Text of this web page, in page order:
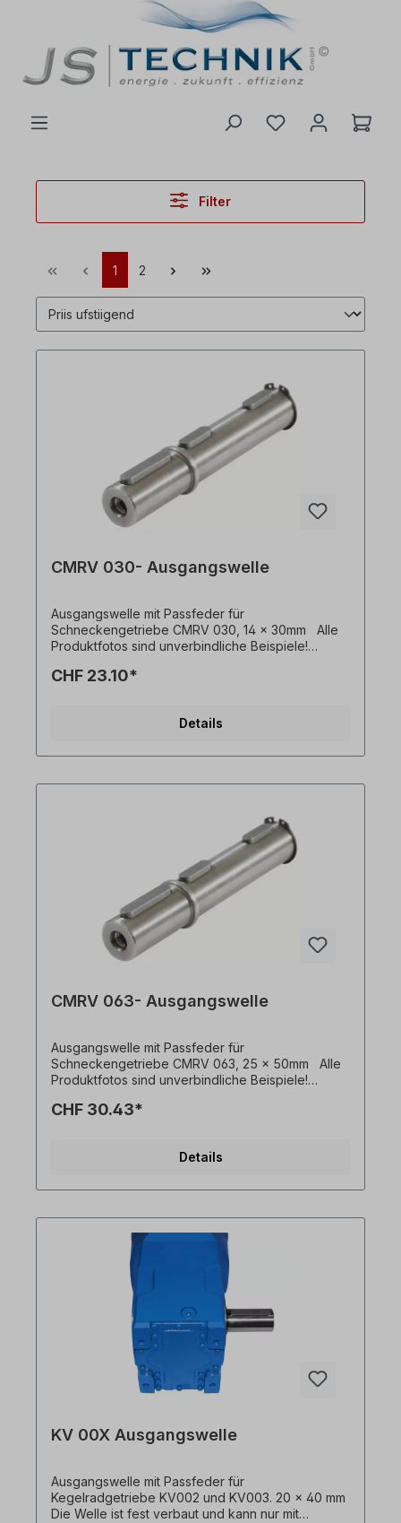
Filter
1 2
CMRV 030- Ausgangswelle
Ausgangswelle mit Passfeder für
Schneckengetriebe CMRV 030, 14 x 30mm Alle
Produktfotos sind unverbindliche Beispiele!
CHF 23.10*
Details
CMRV 063- Ausgangswelle
Ausgangswelle mit Passfeder für
Schneckengetriebe CMRV 063, 25 x 50mm Alle
Produktfotos sind unverbindliche Beispiele!
CHF 30.43*
Details
KV 00X Ausgangswelle
Ausgangswelle mit Passfeder für
Kegelradgetriebe KV002 und KV003. 20 x 40 mm
Die Welle ist fest verbaut und kann nur mit